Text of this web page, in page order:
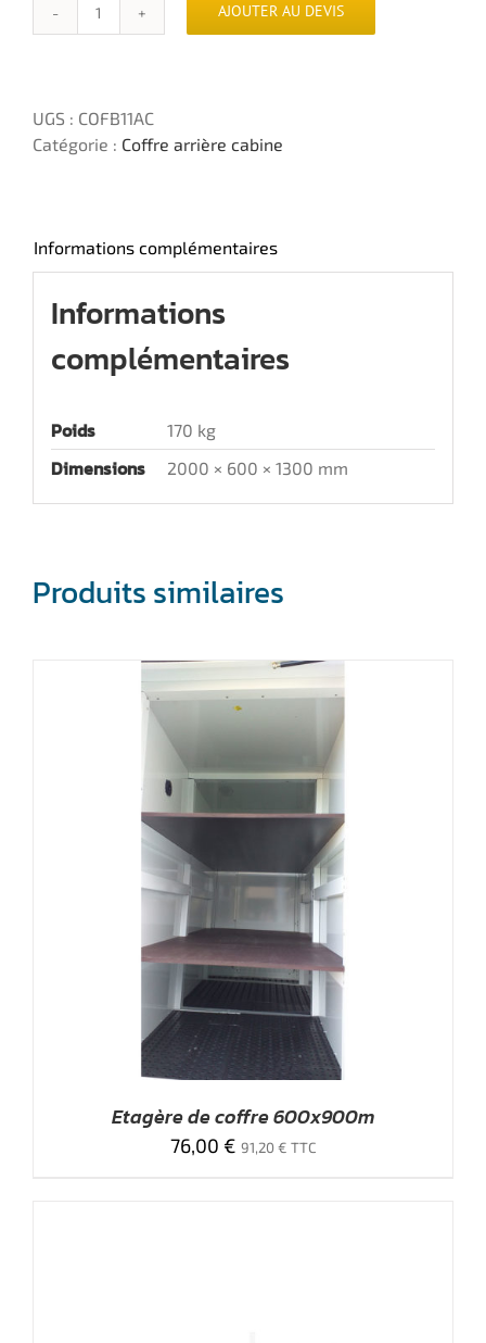
quantité
cabine
en
AJOUTER AU DEVIS
UGS : COFB11AC
Catégorie : Coffre arrière cabine
Informations complémentaires
Informations
complémentaires
Poids 170 kg
Dimensions 2000 × 600 × 1300 mm
Produits similaires
Etagère de coffre 600x900m
76,00 € 91,20€ TTC